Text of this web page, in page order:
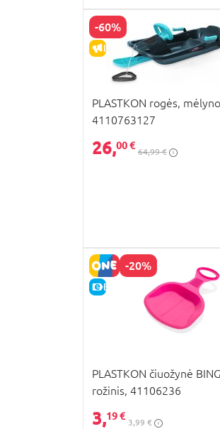
-60%
IŠPARDAVIMAS
PLASTKON rogės,
4110763127
26,00 €
64,99 €
-20%
E-KAINA
PLASTKON čiuožynė
rožinis, 41106236
3,19 €
3,99 €